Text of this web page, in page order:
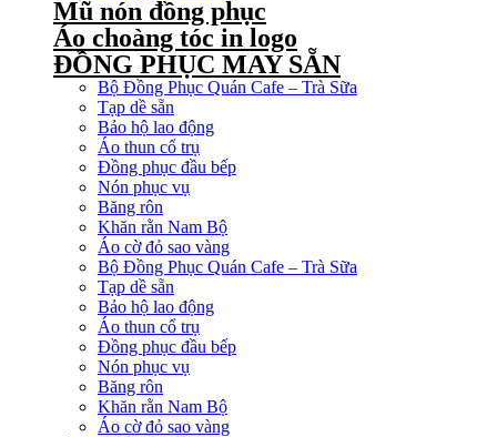
Mũ nón đồng phục
Áo choàng tóc in logo
ĐỒNG PHỤC MAY SẴN
Bộ Đồng Phục Quán Cafe – Trà Sữa
Tạp dề sẵn
Bảo hộ lao động
Áo thun cổ trụ
Đồng phục đầu bếp
Nón phục vụ
Băng rôn
Khăn rằn Nam Bộ
Áo cờ đỏ sao vàng
Bộ Đồng Phục Quán Cafe – Trà Sữa
Tạp dề sẵn
Bảo hộ lao động
Áo thun cổ trụ
Đồng phục đầu bếp
Nón phục vụ
Băng rôn
Khăn rằn Nam Bộ
Áo cờ đỏ sao vàng